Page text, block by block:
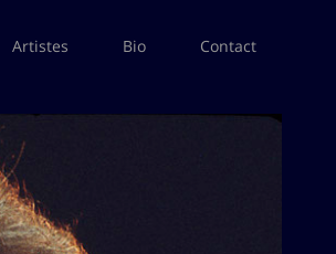
Artistes Bio Contact